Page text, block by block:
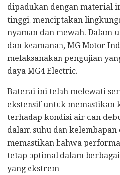
dipadukan dengan material
tinggi, menciptakan
nyaman dan mewah. Dalam
dan keamanan, MG Motor
melaksanakan pengujian
daya MG4 Electric.
Baterai ini telah melewati
ekstensif untuk memastikan
terhadap kondisi air dan
dalam suhu dan
memastikan bahwa
tetap optimal dalam
yang ekstrem.